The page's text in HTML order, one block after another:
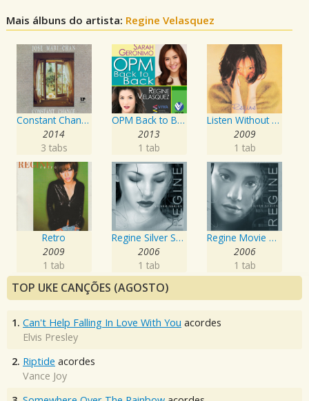
Mais álbuns do artista: Regine Velasquez
Constant Change
2014
3 tabs
OPM Back to Back Hits of Regine Velasquez & Sarah Geronimo
2013
1 tab
Listen Without Prejudice
2009
1 tab
Retro
2009
1 tab
Regine Silver Series
2006
1 tab
Regine Movie Theme Songs Silver Series
2006
1 tab
TOP UKE CANÇÕES (AGOSTO)
1. Can't Help Falling In Love With You acordes
Elvis Presley
2. Riptide acordes
Vance Joy